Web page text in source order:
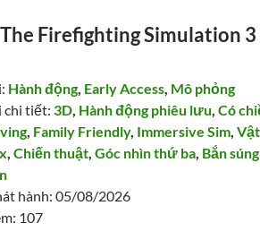
Firefighting Simulation 3
Hành động, Early Access, Mô phỏng
chi tiết: 3D, Hành động phiêu lưu,Có
, Family Friendly, Immersive Sim,
,Chiến thuật,Góc nhìn thứ ba, Bắn
hành: 05/08/2026
107